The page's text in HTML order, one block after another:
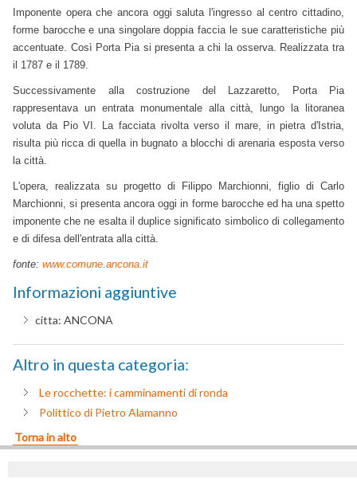
Imponente opera che ancora oggi saluta l'ingresso al centro cittadino,
forme barocche e una singolare doppia faccia le sue caratteristiche più
accentuate. Così Porta Pia si presenta a chi la osserva. Realizzata tra
il 1787 e il 1789.
Successivamente alla costruzione del Lazzaretto, Porta Pia
rappresentava un entrata monumentale alla città, lungo la litoranea
voluta da Pio VI. La facciata rivolta verso il mare, in pietra d'Istria,
risulta più ricca di quella in bugnato a blocchi di arenaria esposta verso
la città.
L'opera, realizzata su progetto di Filippo Marchionni, figlio di Carlo
Marchionni, si presenta ancora oggi in forme barocche ed ha una spetto
imponente che ne esalta il duplice significato simbolico di collegamento
e di difesa dell'entrata alla città.
fonte: www.comune.ancona.it
Informazioni aggiuntive
citta: ANCONA
Altro in questa categoria:
Le rocchette: i camminamenti di ronda
Polittico di Pietro Alamanno
Torna in alto